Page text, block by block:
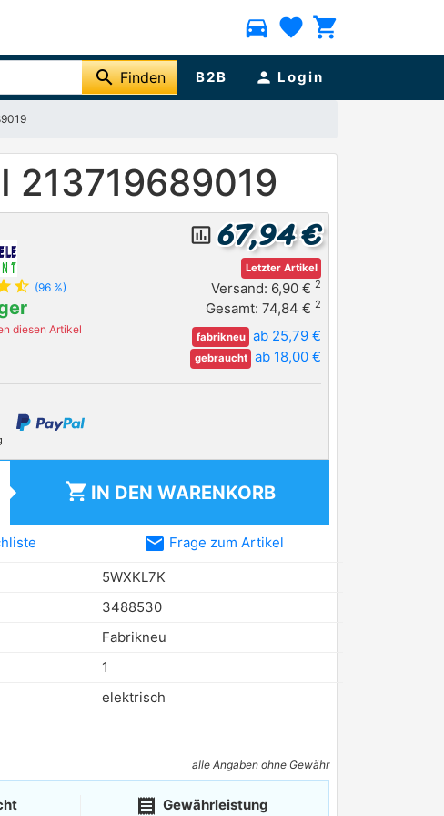
directions_car favorite shopping_cart
search Finden B2B person Login
213719689019
star_half (96 %)
diesen Artikel
insert_chart_outlined 67,94 €
Letzter Artikel
Versand: 6,90 € 2
Gesamt: 74,84 € 2
fabrikneu ab 25,79 €
gebraucht ab 18,00 €
shopping_cart IN DEN WARENKORB
email Frage zum Artikel
5WXKL7K
3488530
Fabrikneu
1
elektrisch
alle Angaben ohne Gewähr
receipt Gewährleistung